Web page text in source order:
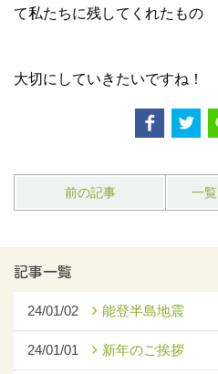
て私たちに残してくれたもの
大切にしていきたいですね！
前の記事 一覧
記事一覧
24/01/02 能登半島地震
24/01/01 新年のご挨拶